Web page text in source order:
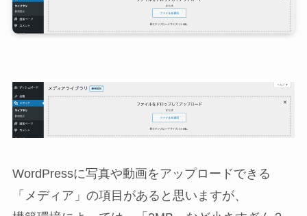
WordPressに写真や動画をアップロードできる
「メディア」の項目があると思いますが、